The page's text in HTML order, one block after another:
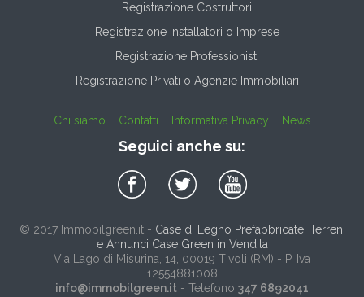
Registrazione Costruttori
Registrazione Installatori o Imprese
Registrazione Professionisti
Registrazione Privati o Agenzie Immobiliari
Chi siamo Contatti Informativa Privacy News
Seguici anche su:
© 2017 Immobilgreen.it- Case di Legno Prefabbricate, Terreni
e Annunci Case Green in Vendita
Via Lago di Misurina, 14 , 00019 Tivoli (RM) - P. Iva
12554881008
info@immobilgreen.it - Telefono 347 6892041